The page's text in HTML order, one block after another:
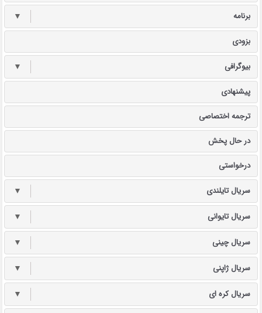
برنامه ▼
بزودی
بیوگرافی ▼
پیشنهادی
ترجمه اختصاصی
در حال پخش
درخواستی
سریال تایلندی ▼
سریال تایوانی ▼
سریال چینی ▼
سریال ژاپنی ▼
سریال کره ای ▼